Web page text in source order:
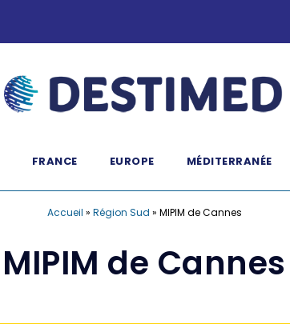
FRANCE EUROPE MÉDITERRANÉE
Accueil » Région Sud » MIPIM de Cannes
MIPIM de Cannes